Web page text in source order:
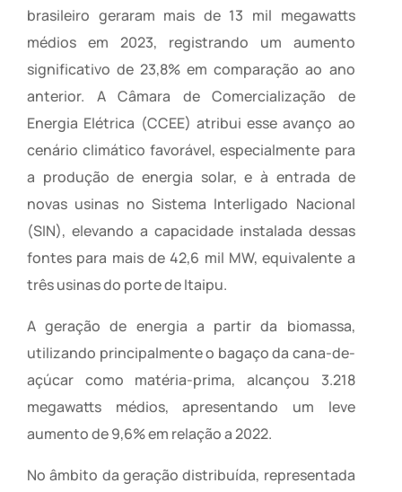
brasileiro geraram mais de 13 mil megawatts
médios em 2023, registrando um aumento
significativo de 23,8% em comparação ao ano
anterior. A Câmara de Comercialização de
Energia Elétrica (CCEE) atribui esse avanço ao
cenário climático favorável, especialmente para
a produção de energia solar, e à entrada de
novas usinas no Sistema Interligado Nacional
(SIN), elevando a capacidade instalada dessas
fontes para mais de 42,6 mil MW, equivalente a
três usinas do porte de Itaipu.
A geração de energia a partir da biomassa,
utilizando principalmente o bagaço da cana-de-
açúcar como matéria-prima, alcançou 3.218
megawatts médios, apresentando um leve
aumento de 9,6% em relação a 2022.
No âmbito da geração distribuída, representada